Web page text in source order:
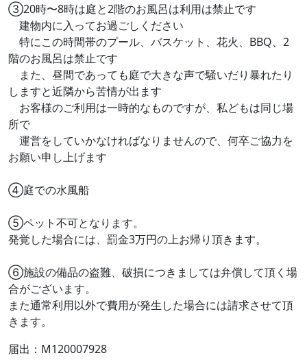
③20時〜8時は庭と2階のお風呂は利用は禁止です
建物内に入ってお過ごしください
特にこの時間帯のプール、バスケット、花火、BBQ、2
階のお風呂は禁止です
また、昼間であっても庭で大きな声で騒いだり暴れたり
しますと近隣から苦情が出ます
お客様のご利用は一時的なものですが、私どもは同じ場
所で
運営をしていかなければなりませんので、何卒ご協力を
お願い申し上げます
④庭での水風船
⑤ペット不可となります。
発覚した場合には、罰金3万円の上お帰り頂きます。
⑥施設の備品の盗難、破損につきましては弁償して頂く場
合がございます。
また通常利用以外で費用が発生した場合には請求させて頂
きます。
届出：M120007928